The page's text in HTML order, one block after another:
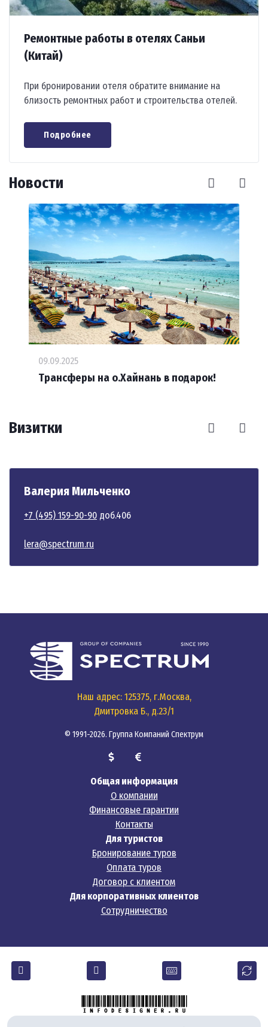
Ремонтные работы в отелях Саньи
(Китай)
При бронировании отеля обратите внимание на
близость ремонтных работ и строительства отелей.
Подробнее
Новости
09.09.2025
Трансферы на о.Хайнань в подарок!
Визитки
Валерия Мильченко
+7 (495) 159-90-90 доб.406
lera@spectrum.ru
Наш адрес: 125375, г.Москва,
Дмитровка Б., д.23/1
© 1991-2026. Группа Компаний Спектрум
Общая информация
О компании
Финансовые гарантии
Контакты
Для туристов
Бронирование туров
Оплата туров
Договор с клиентом
Для корпоративных клиентов
Сотрудничество